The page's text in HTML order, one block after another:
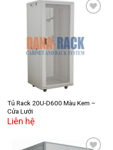
Add to
wishlist
Tủ Rack 20U-D600 Màu Kem –
Cửa Lưới
Liên hệ